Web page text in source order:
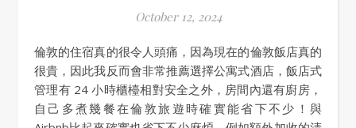
October 12, 2024
倫敦的住宿真的很令人頭痛，因為現在的倫敦飯店真的
很貴，因此我反而會非常推薦選擇公寓式酒店，飯店式
管理有 24 小時櫃檯相對安全之外，房間內還有廚房，
自己多煮幾餐在倫敦旅遊時確實能省下不少！與